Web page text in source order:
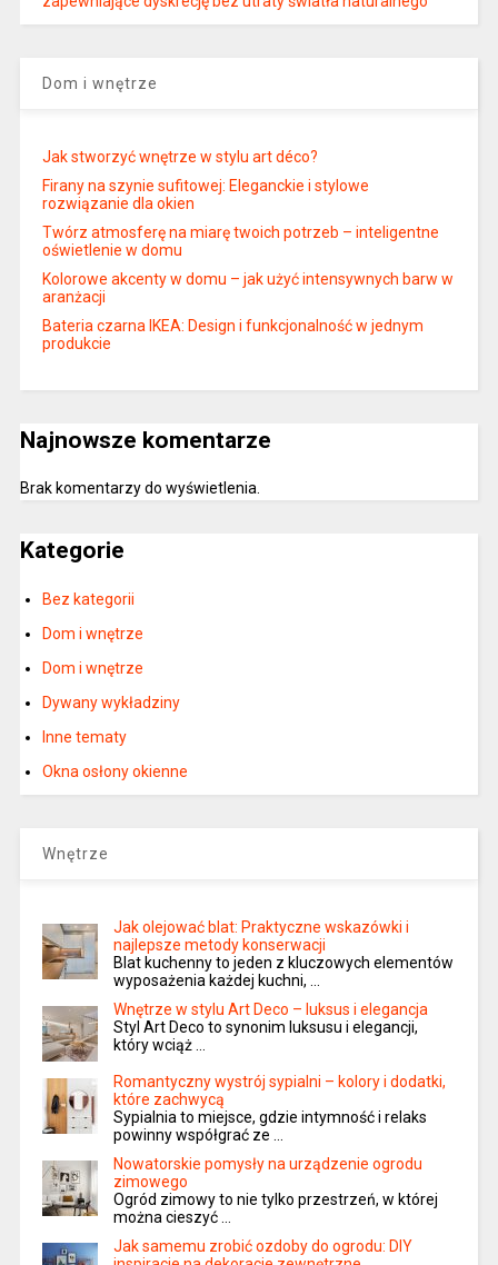
Dom i wnętrze
Jak stworzyć wnętrze w stylu art déco?
Firany na szynie sufitowej: Eleganckie i stylowe
rozwiązanie dla okien
Twórz atmosferę na miarę twoich potrzeb – inteligentne
oświetlenie w domu
Kolorowe akcenty w domu – jak użyć intensywnych barw w
aranżacji
Bateria czarna IKEA: Design i funkcjonalność w jednym
produkcie
Najnowsze komentarze
Brak komentarzy do wyświetlenia.
Kategorie
Bez kategorii
Dom i wnętrze
Dom i wnętrze
Dywany wykładziny
Inne tematy
Okna osłony okienne
Wnętrze
Jak olejować blat: Praktyczne wskazówki i
najlepsze metody konserwacji
Blat kuchenny to jeden z kluczowych elementów
wyposażenia każdej kuchni, …
Wnętrze w stylu Art Deco – luksus i elegancja
Styl Art Deco to synonim luksusu i elegancji,
który wciąż …
Romantyczny wystrój sypialni – kolory i dodatki,
które zachwycą
Sypialnia to miejsce, gdzie intymność i relaks
powinny współgrać ze …
Nowatorskie pomysły na urządzenie ogrodu
zimowego
Ogród zimowy to nie tylko przestrzeń, w której
można cieszyć …
Jak samemu zrobić ozdoby do ogrodu: DIY